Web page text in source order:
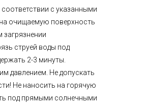
соответствии с указанными
очищаемую поверхность
загрязнении
струей воды под
2-3 минуты.
давлением. Не допускать
Не наносить на горячую
под прямыми солнечными